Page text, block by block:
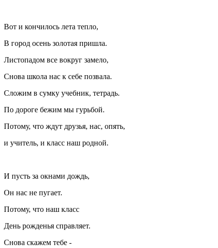
Вот и кончилось лета тепло,
В город осень золотая пришла.
Листопадом все вокруг замело,
Снова школа нас к себе позвала.
Сложим в сумку учебник, тетрадь.
По дороге бежим мы гурьбой.
Потому, что ждут друзья, нас, опять,
и учитель, и класс наш родной.
И пусть за окнами дождь,
Он нас не пугает.
Потому, что наш класс
День рожденья справляет.
Снова скажем тебе -